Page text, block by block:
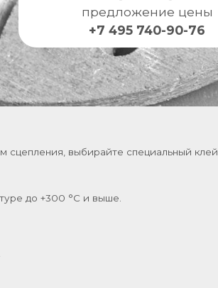
предложение цены
+7 495 740-90-76
сцепления, выбирайте специальный клей,
до +300 °C и выше.